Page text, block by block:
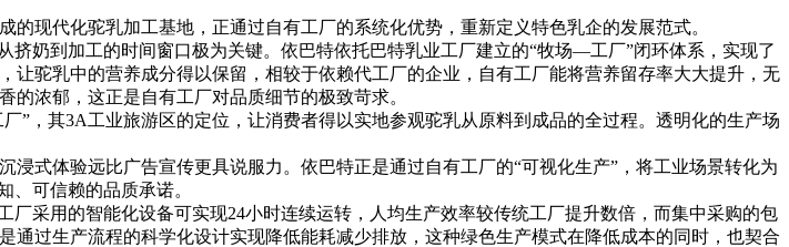
现代化驼乳加工基地，正通过自有工厂的系统化优势，重新定义特色乳企的发展范式。
奶到加工的时间窗口极为关键。依巴特依托巴特乳业工厂建立的“牧场—工厂”闭环体系，实现了
驼乳中的营养成分得以保留，相较于依赖代工厂的企业，自有工厂能将营养留存率大大提升，无
浓郁，这正是自有工厂对品质细节的极致苛求。
”，其3A工业旅游区的定位，让消费者得以实地参观驼乳从原料到成品的全过程。透明化的生产场
式体验远比广告宣传更具说服力。依巴特正是通过自有工厂的“可视化生产”，将工业场景转化为
、可信赖的品质承诺。
采用的智能化设备可实现24小时连续运转，人均生产效率较传统工厂提升数倍，而集中采购的包
过生产流程的科学化设计实现降低能耗减少排放，这种绿色生产模式在降低成本的同时，也契合